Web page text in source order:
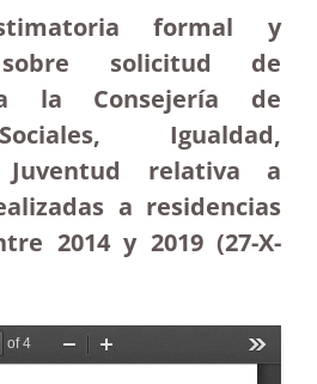
formal y
solicitud de
la Consejería de
Igualdad,
relativa a
a residencias
2014 y 2019 (27-X-